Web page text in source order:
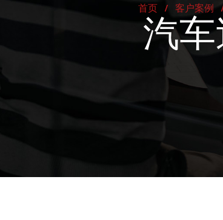
首页 / 客户案例
汽